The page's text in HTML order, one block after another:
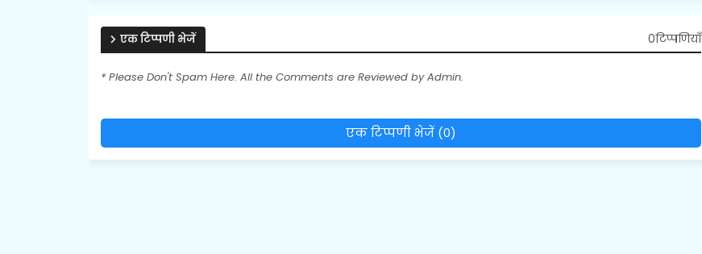
एक टिप्पणी भेजें 0टिप्पणियाँ
* Please Don't Spam Here. All the Comments are Reviewed by Admin.
एक टिप्पणी भेजें (0)